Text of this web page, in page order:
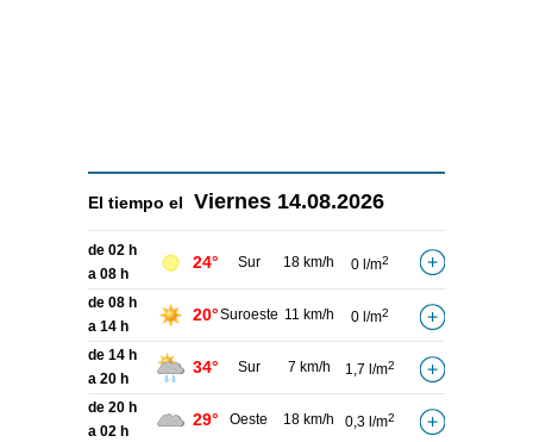
El tiempo el Viernes 14.08.2026
de 02 h
a 08 h
24° Sur 18 km/h 0 l/m2
de 08 h
a 14 h
20°Suroeste 11 km/h 0 l/m2
de 14 h
a 20 h
34° Sur 7 km/h 1,7 l/m2
de 20 h
a 02 h
29° Oeste 18 km/h 0,3 l/m2